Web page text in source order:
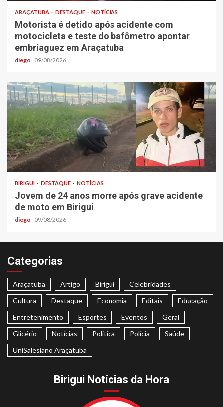
ARAÇATUBA DESTAQUE NOTÍCIAS
Motorista é detido após acidente com
motocicleta e teste do bafômetro apontar
embriaguez em Araçatuba
diego 09/08/2026
BIRIGUI DESTAQUE NOTÍCIAS
Jovem de 24 anos morre após grave acidente
de moto em Birigui
diego 09/08/2026
Categorias
Araçatuba Artigo Birigui
Celebridades
Cultura
Destaque Economia Editais
Educação
Entretenimento
Esportes Eventos
Geral
Glicério
Notícias Politica Polícia
Saúde
UniSalesiano Araçatuba
Birigui Notícias da Hora